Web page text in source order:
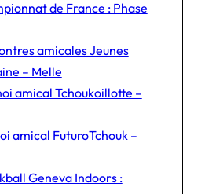
de France : Phase
amicales Jeunes
– Melle
amical Tchoukoillotte –
amical FuturoTchouk –
Geneva Indoors :